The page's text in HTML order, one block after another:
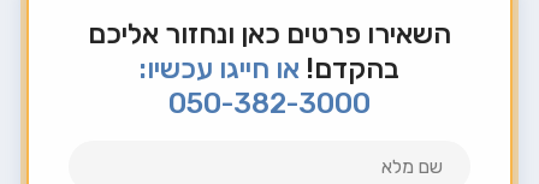
השאירו פרטים כאן ונחזור אליכם
בהקדם! או חייגו עכשיו:
050-382-3000